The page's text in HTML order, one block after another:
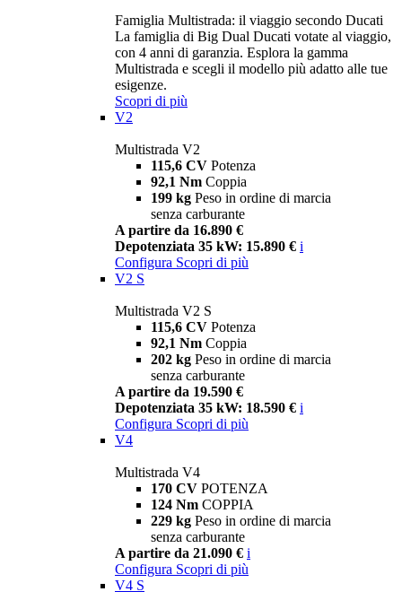
Famiglia Multistrada: il viaggio secondo Ducati
La famiglia di Big Dual Ducati votate al viaggio,
con 4 anni di garanzia. Esplora la gamma
Multistrada e scegli il modello più adatto alle tue
esigenze.
Scopri di più
V2
Multistrada V2
115,6 CV Potenza
92,1 Nm Coppia
199 kg Peso in ordine di marcia
senza carburante
A partire da 16.890 €
Depotenziata 35 kW: 15.890 € i
Configura Scopri di più
V2 S
Multistrada V2 S
115,6 CV Potenza
92,1 Nm Coppia
202 kg Peso in ordine di marcia
senza carburante
A partire da 19.590 €
Depotenziata 35 kW: 18.590 € i
Configura Scopri di più
V4
Multistrada V4
170 CV POTENZA
124 Nm COPPIA
229 kg Peso in ordine di marcia
senza carburante
A partire da 21.090 € i
Configura Scopri di più
V4 S